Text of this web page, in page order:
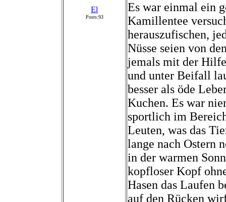
El
Posts:93
Es war einmal ein
Kamillentee
herauszufischen,
Nüsse seien von
jemals mit der
und unter Beifall
besser als öde
Kuchen. Es war
sportlich im
Leuten, was das
lange nach Ostern
in der warmen
kopfloser Kopf
Hasen das Laufen
auf den Rücken